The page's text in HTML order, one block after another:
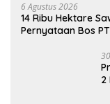
6 Agustus 2026
14 Ribu Hektare
Pernyataan Bos
2